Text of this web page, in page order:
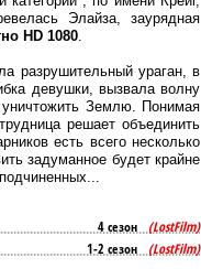
Элайза, заурядная
HD 1080.
разрушительный ураган, в
девушки, вызвала волну
уничтожить Землю. Понимая
решает объединить
есть всего несколько
задуманное будет крайне
4 сезон (LostFilm)
1-2 сезон (LostFilm)